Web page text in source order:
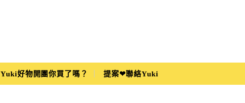
Yuki好物開團你買了嗎？ 提案❤聯絡Yuki